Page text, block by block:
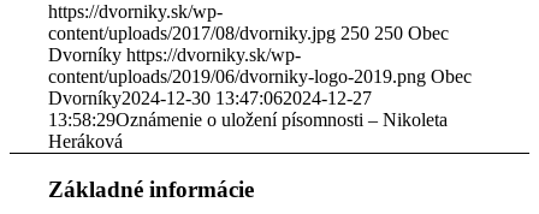
https://dvorniky.sk/wp-
content/uploads/2017/08/dvorniky.jpg 250 250 Obec
Dvorníky https://dvorniky.sk/wp-
content/uploads/2019/06/dvorniky-logo-2019.png Obec
Dvorníky2024-12-30 13:47:062024-12-27
13:58:29Oznámenie o uložení písomnosti – Nikoleta
Heráková
Základné informácie